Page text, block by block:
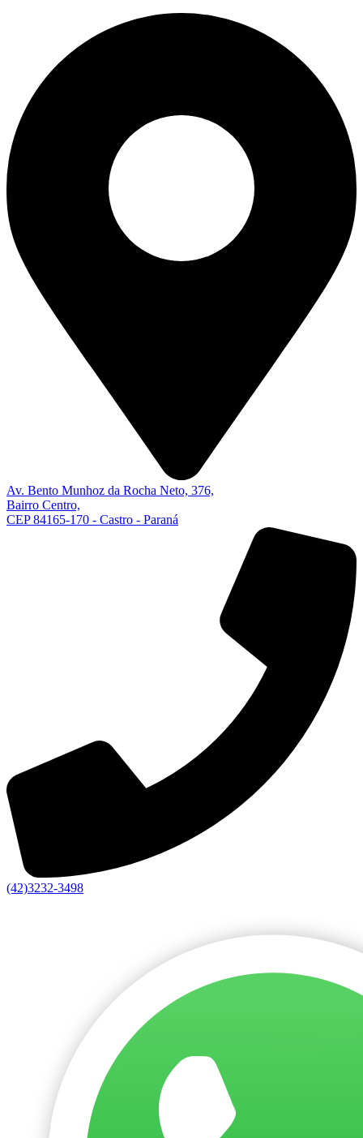
Av. Bento Munhoz da Rocha Neto, 376,
Bairro Centro,
CEP 84165-170 - Castro - Paraná
(42)3232-3498